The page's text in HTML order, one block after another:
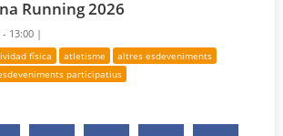
Running 2026
- 13:00 |
física atletisme
altres esdeveniments
participatius